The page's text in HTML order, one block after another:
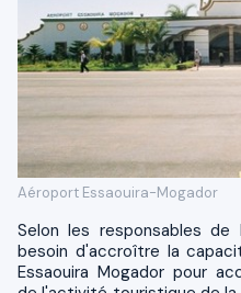
Aéroport Essaouira-Mogador
Selon les responsables de l'Office, ce projet est né du
besoin d'accroître la
Essaouira Mogador pour